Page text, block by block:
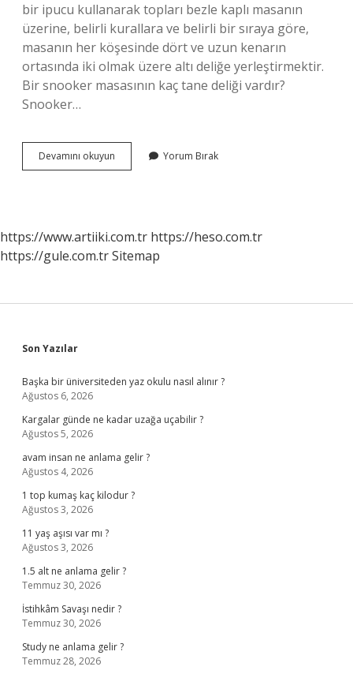
bir ipucu kullanarak topları bezle kaplı masanın
üzerine, belirli kurallara ve belirli bir sıraya göre,
masanın her köşesinde dört ve uzun kenarın
ortasında iki olmak üzere altı deliğe yerleştirmektir.
Bir snooker masasının kaç tane deliği vardır?
Snooker…
Devamını okuyun Snooker
Masasi
Yorum Bırak
https://www.artiiki.com.tr https://heso.com.tr
https://gule.com.trSitemap
Sidebar
Son Yazılar
Başka bir üniversiteden yaz okulu nasıl alınır ?
Ağustos 6, 2026
Kargalar günde ne kadar uzağa uçabilir ?
Ağustos 5, 2026
avam insan ne anlama gelir ?
Ağustos 4, 2026
1 top kumaş kaç kilodur ?
Ağustos 3, 2026
11 yaş aşısı var mı ?
Ağustos 3, 2026
1.5 alt ne anlama gelir ?
Temmuz 30, 2026
İstihkâm Savaşı nedir ?
Temmuz 30, 2026
Study ne anlama gelir ?
Temmuz 28, 2026